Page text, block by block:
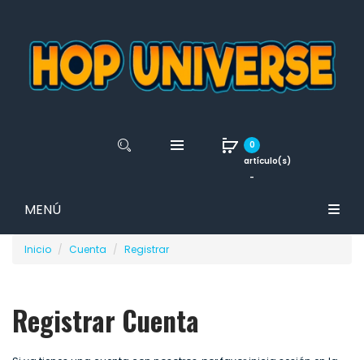
MENÚ
0
artículo(s)
-
Inicio Cuenta Registrar
Registrar Cuenta